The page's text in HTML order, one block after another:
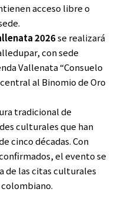
acceso libre o
2026se realizará
con sede
Vallenata “Consuelo
al Binomio de Oro
tradicional de
culturales que han
cinco décadas. Con
el evento se
de las citas culturales